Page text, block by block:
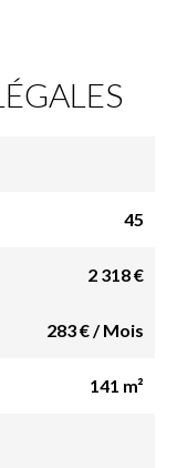
45
2 318 €
283 € / Mois
141 m²